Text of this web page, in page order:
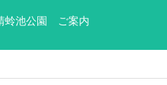
池公園 ご案内